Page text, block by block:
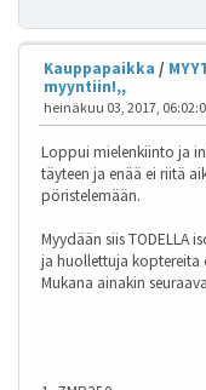
Kauppapaikka /
myyntiin!,,
heinäkuu 03, 2017,
Loppui mielenkiinto ja
täyteen ja enää ei riitä
pöristelemään.
Myydään siis TODELLA
ja huollettuja koptereita
Mukana ainakin